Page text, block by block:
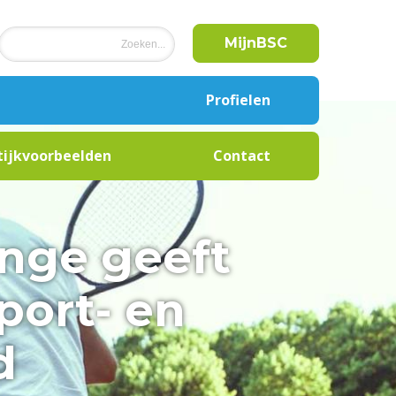
MijnBSC
Profielen
Buurtsportcoach
Cultuurcoach
Combinatiefunctionaris
Onderwijs
clubontwikkeling
Beweegcoach
Contact
geeft
en